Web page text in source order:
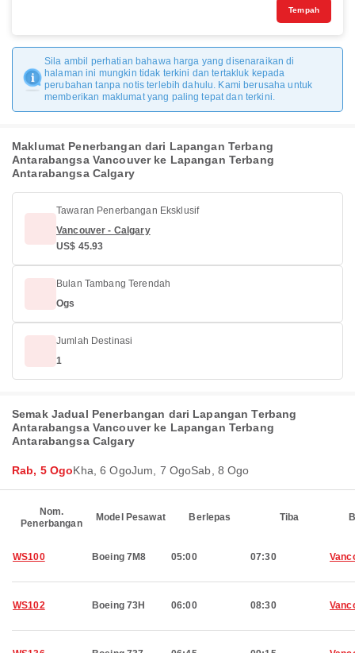
Tempah
Sila ambil perhatian bahawa harga yang disenaraikan di
halaman ini mungkin tidak terkini dan tertakluk kepada
perubahan tanpa notis terlebih dahulu. Kami berusaha untuk
memberikan maklumat yang paling tepat dan terkini.
Maklumat Penerbangan dari Lapangan Terbang
Antarabangsa Vancouver ke Lapangan Terbang
Antarabangsa Calgary
Tawaran Penerbangan Eksklusif
Vancouver - Calgary
US$ 45.93
Bulan Tambang Terendah
Ogs
Jumlah Destinasi
1
Semak Jadual Penerbangan dari Lapangan Terbang
Antarabangsa Vancouver ke Lapangan Terbang
Antarabangsa Calgary
Rab, 5 OgoKha, 6 OgoJum, 7 OgoSab, 8 Ogo
Nom.
Penerbangan
Model Pesawat Berlepas Tiba
WS100 Boeing 7M8 05:00 07:30
WS102 Boeing 73H 06:00 08:30